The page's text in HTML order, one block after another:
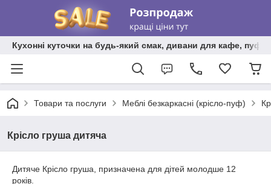
Кухонні куточки на будь-який смак, дивани для кафе,
Товари та послуги Меблі безкаркасні (крісло-пуф)
Крісло груша дитяча
Дитяче Крісло груша, призначена для дітей молодше 12
років.